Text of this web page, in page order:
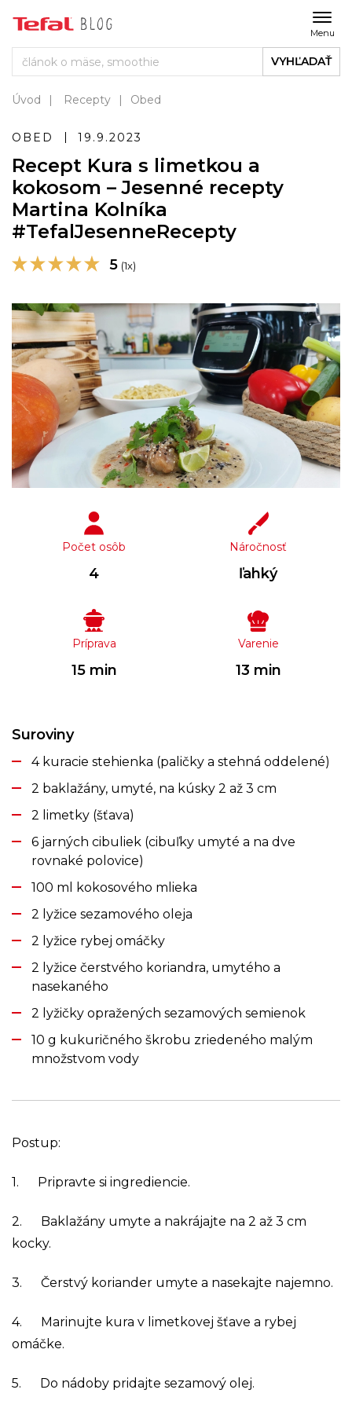
Menu
VYHĽADAŤ
Úvod Recepty Obed
OBED 19.9.2023
Recept Kura s limetkou a
kokosom – Jesenné recepty
Martina Kolníka
#TefalJesenneRecepty
5 (1x)
Počet osôb
4
Náročnosť
ľahký
Príprava
15 min
Varenie
13 min
Suroviny
4 kuracie stehienka (paličky a stehná oddelené)
2 baklažány, umyté, na kúsky 2 až 3 cm
2 limetky (šťava)
6 jarných cibuliek (cibuľky umyté a na dve
rovnaké polovice)
100 ml kokosového mlieka
2 lyžice sezamového oleja
2 lyžice rybej omáčky
2 lyžice čerstvého koriandra, umytého a
nasekaného
2 lyžičky opražených sezamových semienok
10 g kukuričného škrobu zriedeného malým
množstvom vody
Postup:
1. Pripravte si ingrediencie.
2. Baklažány umyte a nakrájajte na 2 až 3 cm
kocky.
3. Čerstvý koriander umyte a nasekajte najemno.
4. Marinujte kura v limetkovej šťave a rybej
omáčke.
5. Do nádoby pridajte sezamový olej.